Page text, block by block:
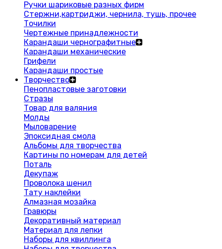
Ручки шариковые разных фирм
Стержни,картриджи, чернила, тушь, прочее
Точилки
Чертежные принадлежности
Карандаши чернографитные
Карандаши механические
Грифели
Карандаши простые
Творчество
Пенопластовые заготовки
Стразы
Товар для валяния
Молды
Мыловарение
Эпоксидная смола
Альбомы для творчества
Картины по номерам для детей
Поталь
Декупаж
Проволока шенил
Тату наклейки
Алмазная мозайка
Гравюры
Декоративный материал
Материал для лепки
Наборы для квиллинга